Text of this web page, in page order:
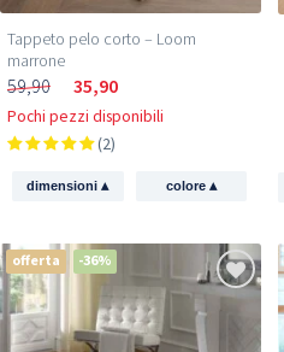
Tappeto pelo corto – Loom
marrone
59,90 35,90
Pochi pezzi disponibili
(2)
dimensioni▴ colore ▴
offerta -36%